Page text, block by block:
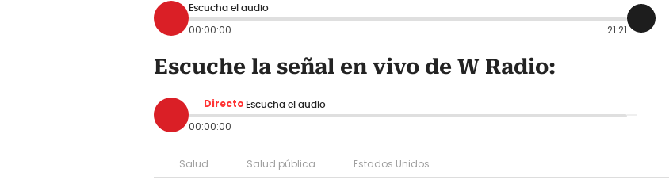
Escucha el audio
00:00:00 21:21
Escuche la señal en vivo de W Radio:
Directo Escucha el audio
00:00:00
Salud Salud pública Estados Unidos